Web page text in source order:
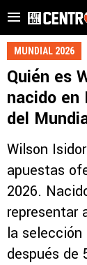
MUNDIAL 2026
Quién es
nacido en
del
Wilson
apuestas
2026.
representar
la selección
después de